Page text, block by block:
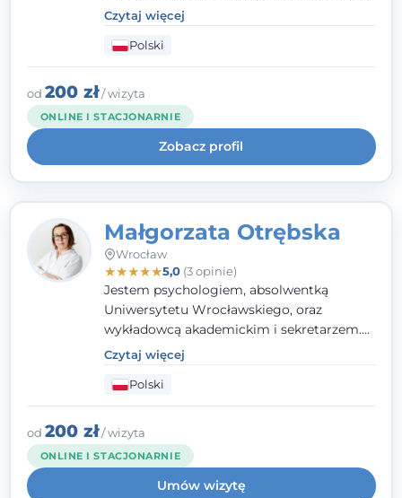
w tym z osobami po doświadczeniach
przemocy. Ukończyłam psychologię
kliniczną oraz studia podyplomowe z
interwencji kryzysowej i seksuologii
klinicznej na SWPS we Wrocławiu. W pracy
kieruję się empatią, etyką zawodową i
uważnością na potrzeby klienta.
Czytaj więcej
Polski
od 200 zł/ wizyta
ONLINE I STACJONARNIE
Zobacz profil
Małgorzata Otrębska
Wrocław
★★★★★5,0(3 opinie)
Jestem psychologiem, absolwentką
Uniwersytetu Wrocławskiego, oraz
wykładowcą akademickim i sekretarzem.
Dodatkowo mam kwalifikacje mediatora,
specjalizując się w sprawach rodzinnych,
cywilnych oraz karnych.
Czytaj więcej
Polski
od 200 zł/ wizyta
ONLINE I STACJONARNIE
Umów wizytę